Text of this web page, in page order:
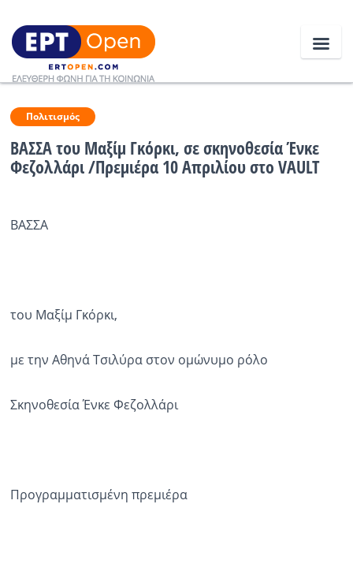
Ειδήσεις
Ελλάδα
Πολιτισμός
Πολιτισμός
ΒΑΣΣΑ του Μαξίμ Γκόρκι, σε σκηνοθεσία Ένκε
Φεζολλάρι /Πρεμιέρα 10 Απριλίου στο VAULT
ΒΑΣΣΑ
του Μαξίμ Γκόρκι,
με την Αθηνά Τσιλύρα στον ομώνυμο ρόλο
Σκηνοθεσία Ένκε Φεζολλάρι
Προγραμματισμένη πρεμιέρα